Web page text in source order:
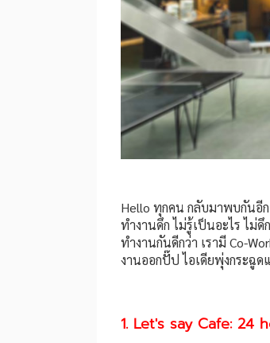
Hello ทุกคน กลับมาพบกันอี
ทำงานดึก ไม่รู้เป็นอะไร ไม่
ทำงานกันดีกว่า เรามี Co-
งานออกปั๊ป ไอเดียพุ่งกระฉู
1. Let's say Cafe: 24